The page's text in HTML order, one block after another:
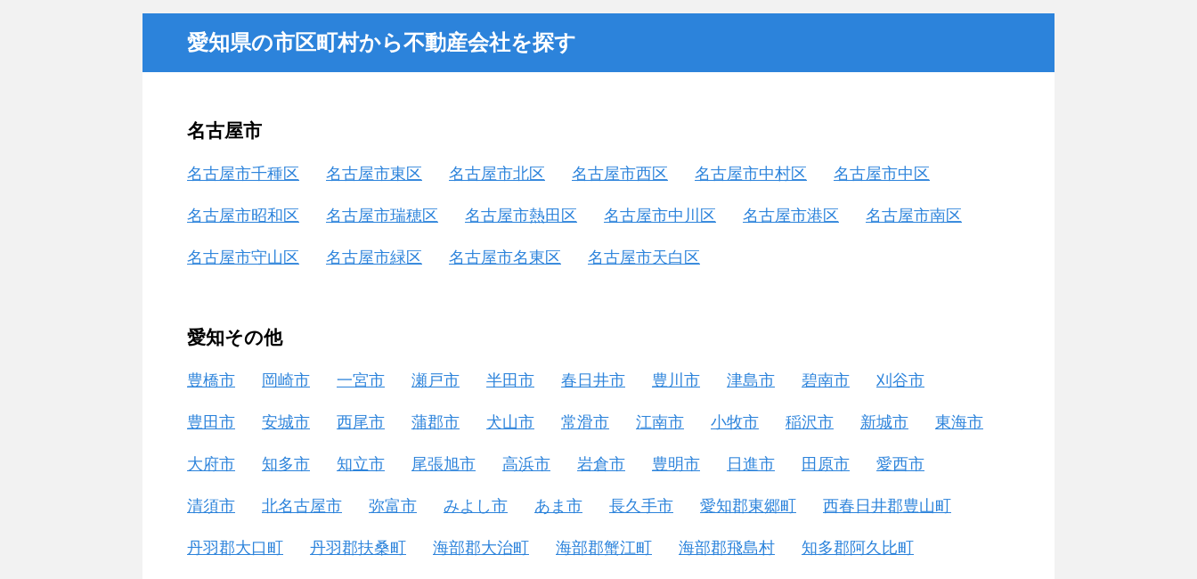
愛知県の市区町村から不動産会社を探す
名古屋市
名古屋市千種区 名古屋市東区 名古屋市北区 名古屋市西区 名古屋市中村区 名古屋市中区
名古屋市昭和区 名古屋市瑞穂区 名古屋市熱田区 名古屋市中川区 名古屋市港区 名古屋市南区
名古屋市守山区 名古屋市緑区 名古屋市名東区 名古屋市天白区
愛知その他
豊橋市 岡崎市 一宮市 瀬戸市 半田市 春日井市 豊川市 津島市 碧南市 刈谷市
豊田市 安城市 西尾市 蒲郡市 犬山市 常滑市 江南市 小牧市 稲沢市 新城市 東海市
大府市 知多市 知立市 尾張旭市 高浜市 岩倉市 豊明市 日進市 田原市 愛西市
清須市 北名古屋市 弥富市 みよし市 あま市 長久手市 愛知郡東郷町 西春日井郡豊山町
丹羽郡大口町 丹羽郡扶桑町 海部郡大治町 海部郡蟹江町 海部郡飛島村 知多郡阿久比町